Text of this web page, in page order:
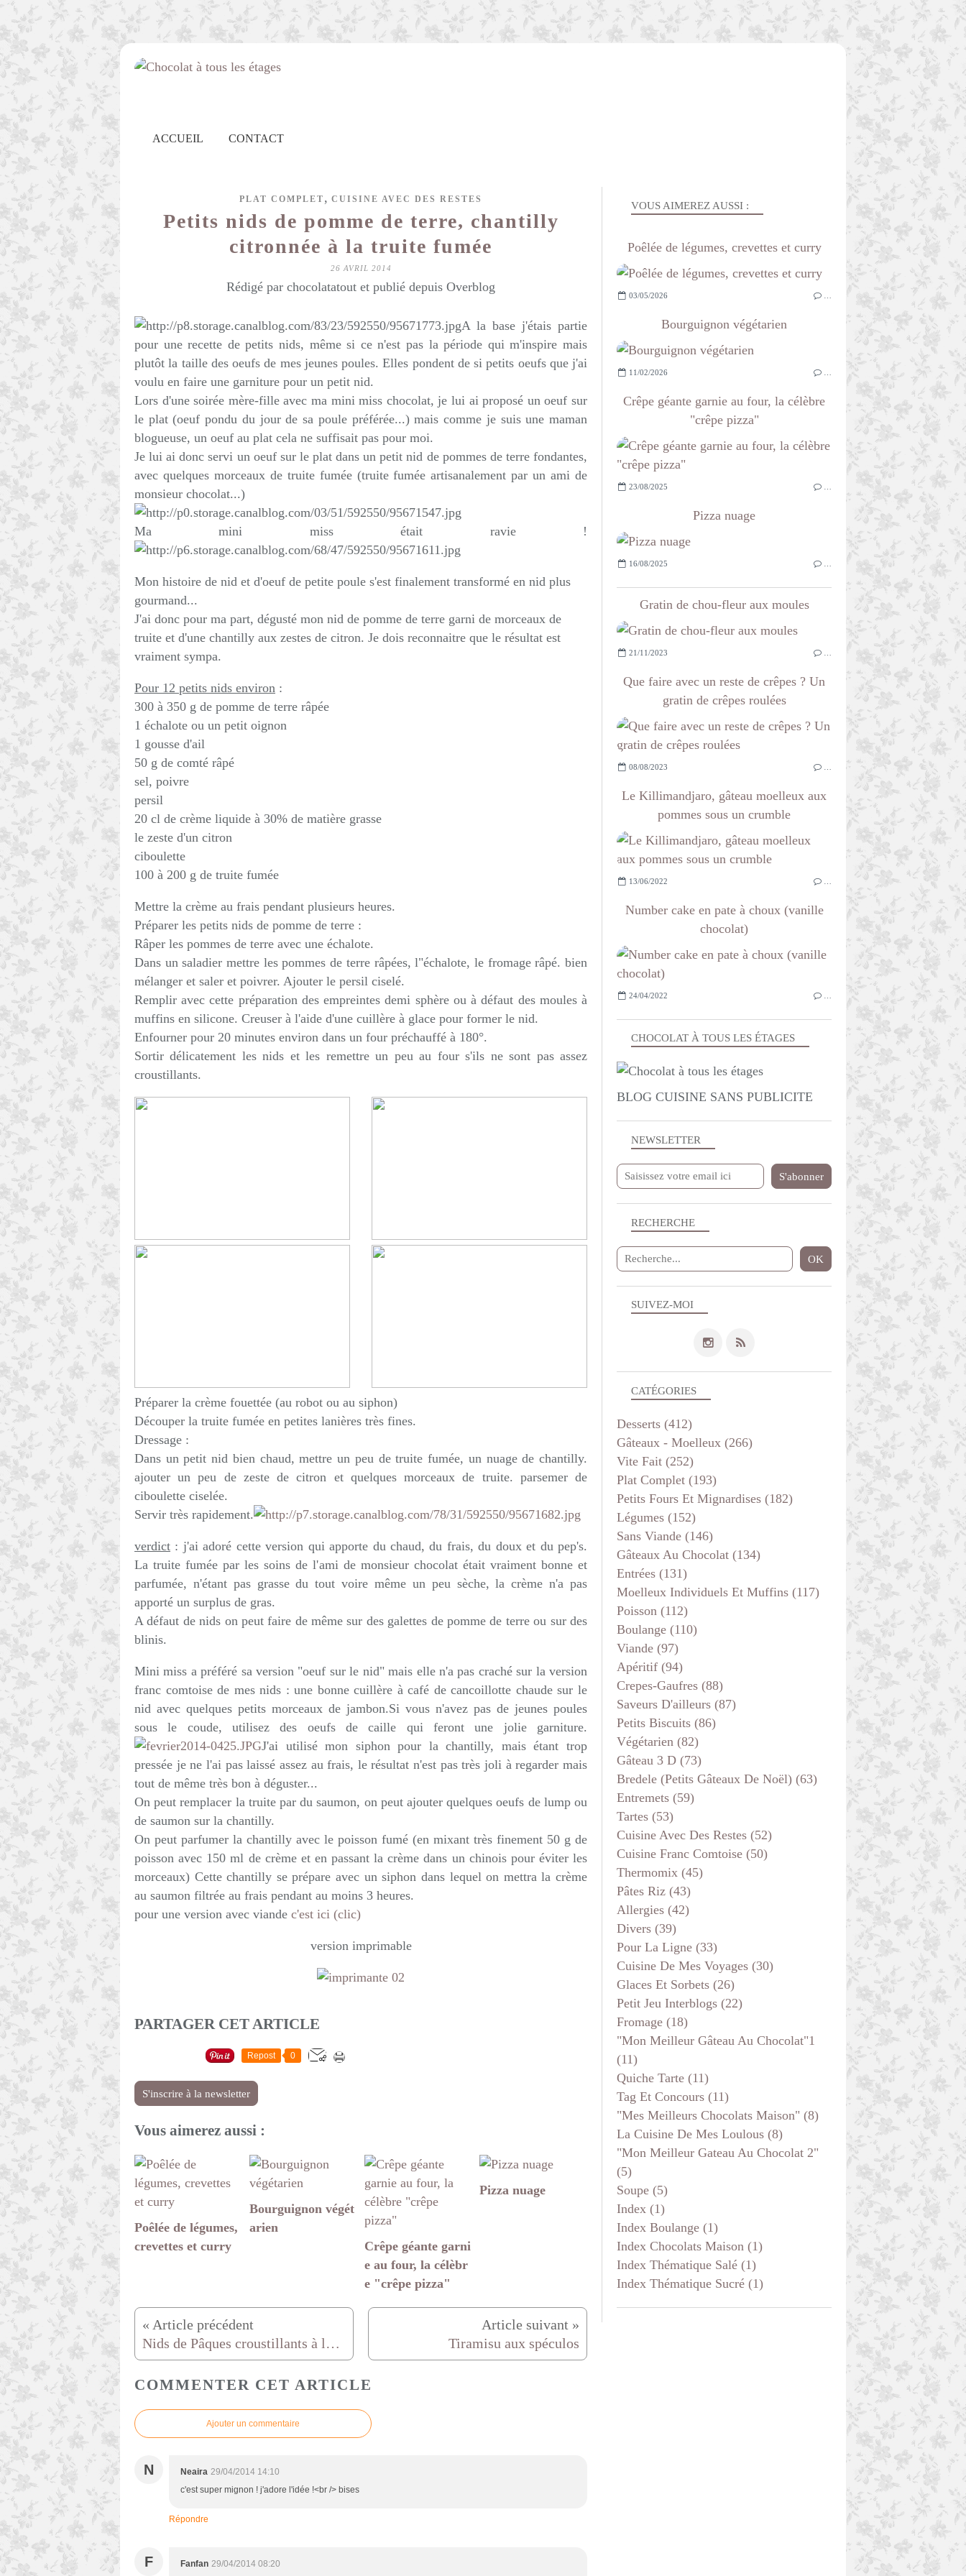
ACCUEIL CONTACT
PLAT COMPLET , CUISINE AVEC DES RESTES
Petits nids de pomme de terre, chantilly
citronnée à la truite fumée
26 AVRIL 2014
Rédigé par chocolatatout et publié depuis Overblog
A la base j'étais partie
pour une recette de petits nids, même si ce n'est pas la période qui m'inspire mais
plutôt la taille des oeufs de mes jeunes poules. Elles pondent de si petits oeufs que j'ai
voulu en faire une garniture pour un petit nid.
Lors d'une soirée mère-fille avec ma mini miss chocolat, je lui ai proposé un oeuf sur
le plat (oeuf pondu du jour de sa poule préférée...) mais comme je suis une maman
blogueuse, un oeuf au plat cela ne suffisait pas pour moi.
Je lui ai donc servi un oeuf sur le plat dans un petit nid de pommes de terre fondantes,
avec quelques morceaux de truite fumée (truite fumée artisanalement par un ami de
monsieur chocolat...)
Ma mini miss était ravie !
Mon histoire de nid et d'oeuf de petite poule s'est finalement transformé en nid plus
gourmand...
J'ai donc pour ma part, dégusté mon nid de pomme de terre garni de morceaux de
truite et d'une chantilly aux zestes de citron. Je dois reconnaitre que le résultat est
vraiment sympa.
Pour 12 petits nids environ :
300 à 350 g de pomme de terre râpée
1 échalote ou un petit oignon
1 gousse d'ail
50 g de comté râpé
sel, poivre
persil
20 cl de crème liquide à 30% de matière grasse
le zeste d'un citron
ciboulette
100 à 200 g de truite fumée
Mettre la crème au frais pendant plusieurs heures.
Préparer les petits nids de pomme de terre :
Râper les pommes de terre avec une échalote.
Dans un saladier mettre les pommes de terre râpées, l"échalote, le fromage râpé. bien
mélanger et saler et poivrer. Ajouter le persil ciselé.
Remplir avec cette préparation des empreintes demi sphère ou à défaut des moules à
muffins en silicone. Creuser à l'aide d'une cuillère à glace pour former le nid.
Enfourner pour 20 minutes environ dans un four préchauffé à 180°.
Sortir délicatement les nids et les remettre un peu au four s'ils ne sont pas assez
croustillants.
Préparer la crème fouettée (au robot ou au siphon)
Découper la truite fumée en petites lanières très fines.
Dressage :
Dans un petit nid bien chaud, mettre un peu de truite fumée, un nuage de chantilly.
ajouter un peu de zeste de citron et quelques morceaux de truite. parsemer de
ciboulette ciselée.
Servir très rapidement.
verdict : j'ai adoré cette version qui apporte du chaud, du frais, du doux et du pep's.
La truite fumée par les soins de l'ami de monsieur chocolat était vraiment bonne et
parfumée, n'étant pas grasse du tout voire même un peu sèche, la crème n'a pas
apporté un surplus de gras.
A défaut de nids on peut faire de même sur des galettes de pomme de terre ou sur des
blinis.
Mini miss a préféré sa version "oeuf sur le nid" mais elle n'a pas craché sur la version
franc comtoise de mes nids : une bonne cuillère à café de cancoillotte chaude sur le
nid avec quelques petits morceaux de jambon.Si vous n'avez pas de jeunes poules
sous le coude, utilisez des oeufs de caille qui feront une jolie garniture.
J'ai utilisé mon siphon pour la chantilly, mais étant trop
pressée je ne l'ai pas laissé assez au frais, le résultat n'est pas très joli à regarder mais
tout de même très bon à déguster...
On peut remplacer la truite par du saumon, on peut ajouter quelques oeufs de lump ou
de saumon sur la chantilly.
On peut parfumer la chantilly avec le poisson fumé (en mixant très finement 50 g de
poisson avec 150 ml de crème et en passant la crème dans un chinois pour éviter les
morceaux) Cette chantilly se prépare avec un siphon dans lequel on mettra la crème
au saumon filtrée au frais pendant au moins 3 heures.
pour une version avec viande c'est ici (clic)
version imprimable
PARTAGER CET ARTICLE
Repost 0
S'inscrire à la newsletter
Vous aimerez aussi :
Poêlée de légumes,
crevettes et curry
Bourguignon végét
arien
Crêpe géante garni
e au four, la célèbr
e "crêpe pizza"
Pizza nuage
Nids de Pâques croustillants à la mousse au chocolat Tiramisu aux spéculos
COMMENTER CET ARTICLE
Ajouter un commentaire
N Neaira 29/04/2014 14:10
c'est super mignon ! j'adore l'idée !<br /> bises
Répondre
F Fanfan 29/04/2014 08:20
NEWSLETTER
SUIVEZ-MOI
RECHERCHE
CHOCOLAT À TOUS LES ÉTAGES
BLOG CUISINE SANS PUBLICITE
VOUS AIMEREZ AUSSI :
Poêlée de légumes, crevettes et curry
03/05/2026
Bourguignon végétarien
11/02/2026
Crêpe géante garnie au four, la célèbre
"crêpe pizza"
23/08/2025
Pizza nuage
16/08/2025
Gratin de chou-fleur aux moules
21/11/2023
Que faire avec un reste de crêpes ? Un
gratin de crêpes roulées
08/08/2023
Le Killimandjaro, gâteau moelleux aux
pommes sous un crumble
13/06/2022
Number cake en pate à choux (vanille
chocolat)
24/04/2022
CATÉGORIES
Desserts (412)
Gâteaux - Moelleux (266)
Vite Fait (252)
Plat Complet (193)
Petits Fours Et Mignardises (182)
Légumes (152)
Sans Viande (146)
Gâteaux Au Chocolat (134)
Entrées (131)
Moelleux Individuels Et Muffins (117)
Poisson (112)
Boulange (110)
Viande (97)
Apéritif (94)
Crepes-Gaufres (88)
Saveurs D'ailleurs (87)
Petits Biscuits (86)
Végétarien (82)
Gâteau 3 D (73)
Bredele (petits Gâteaux De Noël) (63)
Entremets (59)
Tartes (53)
Cuisine Avec Des Restes (52)
Cuisine Franc Comtoise (50)
Thermomix (45)
Pâtes Riz (43)
Allergies (42)
Divers (39)
Pour La Ligne (33)
Cuisine De Mes Voyages (30)
Glaces Et Sorbets (26)
Petit Jeu Interblogs (22)
Fromage (18)
"mon Meilleur Gâteau Au Chocolat"1
(11)
Quiche Tarte (11)
Tag Et Concours (11)
"mes Meilleurs Chocolats Maison" (8)
La Cuisine De Mes Loulous (8)
"mon Meilleur Gateau Au Chocolat 2"
(5)
Soupe (5)
Index (1)
Index Boulange (1)
Index Chocolats Maison (1)
Index Thématique Salé (1)
Index Thématique Sucré (1)